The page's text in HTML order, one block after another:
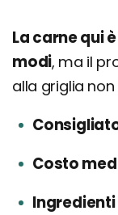
La carne qui
modi, ma il
alla griglia
Costo